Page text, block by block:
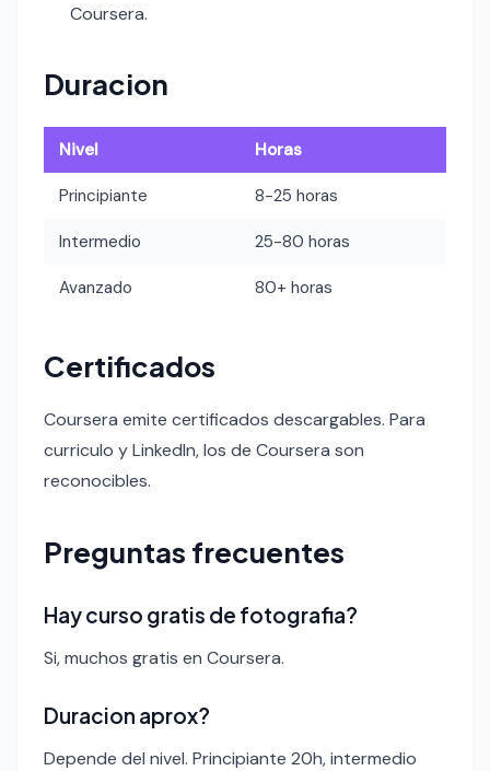
Coursera.
Duracion
Nivel Horas
Principiante 8-25 horas
Intermedio 25-80 horas
Avanzado 80+ horas
Certificados
Coursera emite certificados descargables. Para
curriculo y LinkedIn, los de Coursera son
reconocibles.
Preguntas frecuentes
Hay curso gratis de fotografia?
Si, muchos gratis en Coursera.
Duracion aprox?
Depende del nivel. Principiante 20h, intermedio